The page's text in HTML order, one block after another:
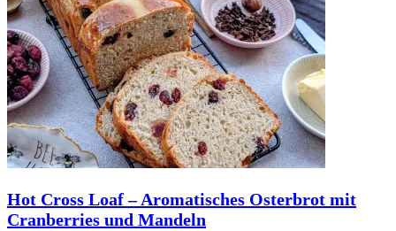
Hot Cross Loaf – Aromatisches Osterbrot mit
Cranberries und Mandeln